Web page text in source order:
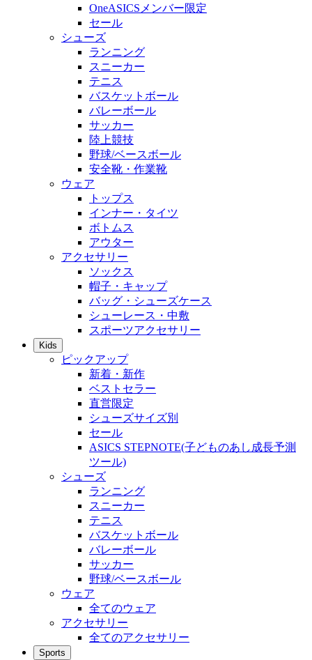
OneASICSメンバー限定
セール
シューズ
ランニング
スニーカー
テニス
バスケットボール
バレーボール
サッカー
陸上競技
野球/ベースボール
安全靴・作業靴
ウェア
トップス
インナー・タイツ
ボトムス
アウター
アクセサリー
ソックス
帽子・キャップ
バッグ・シューズケース
シューレース・中敷
スポーツアクセサリー
Kids
ピックアップ
新着・新作
ベストセラー
直営限定
シューズサイズ別
セール
ASICS STEPNOTE(子どものあし成長予測
ツール)
シューズ
ランニング
スニーカー
テニス
バスケットボール
バレーボール
サッカー
野球/ベースボール
ウェア
全てのウェア
アクセサリー
全てのアクセサリー
Sports